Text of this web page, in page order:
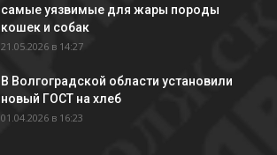
самые уязвимые для жары породы
кошек и собак
21.05.2026 в 14:27
В Волгоградской области установили
новый ГОСТ на хлеб
01.04.2026 в 16:23